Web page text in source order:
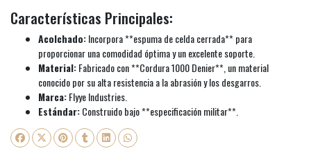
Características Principales:
Acolchado:Incorpora **espuma de celda cerrada** para
proporcionar una comodidad óptima y un excelente soporte.
Material:Fabricado con **Cordura 1000 Denier**, un material
conocido por su alta resistencia a la abrasión y los desgarros.
Marca:Flyye Industries.
Estándar:Construido bajo **especificación militar**.